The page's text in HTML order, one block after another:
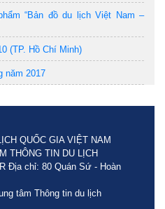
“Bản đồ du lịch Việt Nam –
(TP. Hồ Chí Minh)
năm 2017
QUỐC GIA VIỆT NAM
THÔNG TIN DU LỊCH
Địa chỉ: 80 Quán Sứ - Hoàn
tâm Thông tin du lịch